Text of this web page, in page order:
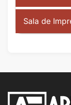
Sala de